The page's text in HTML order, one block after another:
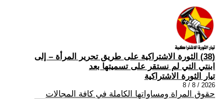
(38) الثورة الاشتراكية على طريق تحرير المرأة – إلى
ابنتي التي لم نستقر على تسميتها بعد
تيار الثورة الاشتراكية
2026 / 8 / 8
حقوق المراة ومساواتها الكاملة في كافة المجالات